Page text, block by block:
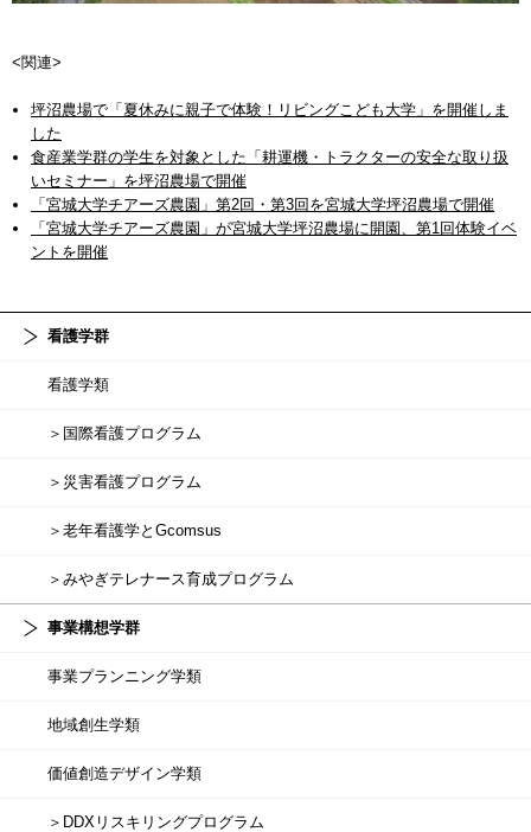
<関連>
坪沼農場で「夏休みに親子で体験！リビングこども大学」を開催しま
した
食産業学群の学生を対象とした「耕運機・トラクターの安全な取り扱
いセミナー」を坪沼農場で開催
「宮城大学チアーズ農園」第2回・第3回を宮城大学坪沼農場で開催
「宮城大学チアーズ農園」が宮城大学坪沼農場に開園、第1回体験イベ
ントを開催
看護学群
看護学類
＞国際看護プログラム
＞災害看護プログラム
＞老年看護学とGcomsus
＞みやぎテレナース育成プログラム
事業構想学群
事業プランニング学類
地域創生学類
価値創造デザイン学類
＞DDXリスキリングプログラム